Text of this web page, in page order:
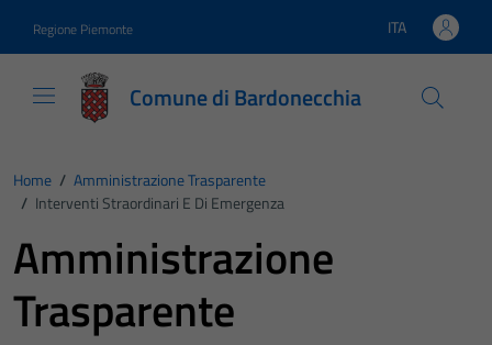
Regione Piemonte Lingua attiva:
ITA
Comune di Bardonecchia
Home / Amministrazione Trasparente
/ Interventi Straordinari E Di Emergenza
Amministrazione
Trasparente